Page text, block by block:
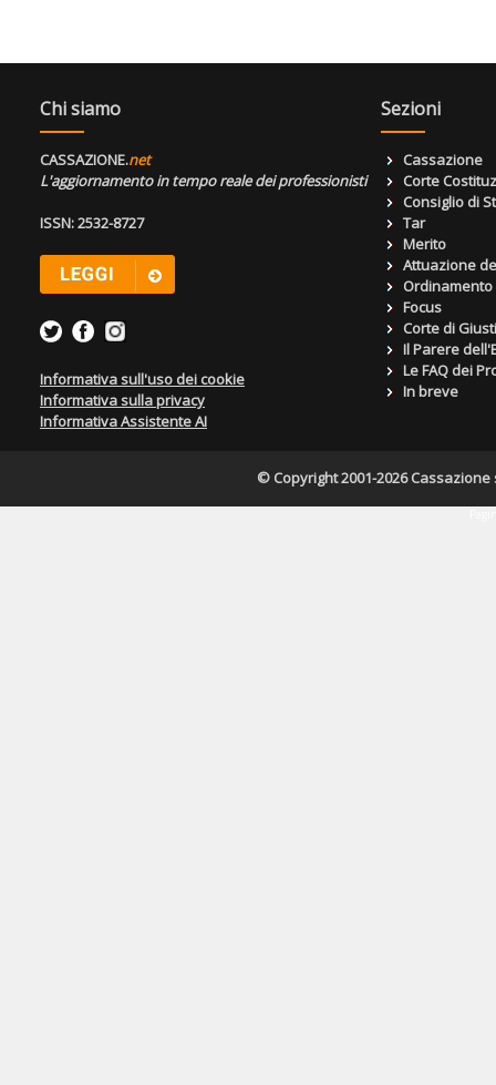
Chi siamo
CASSAZIONE.net
L'aggiornamento in tempo reale dei professionisti
ISSN: 2532-8727
Informativa sull'uso dei cookie
Informativa sulla privacy
Informativa Assistente AI
Sezioni
Cassazione
Corte
Consiglio di
Tar
Merito
Attuazione
Focus
Corte di
Il Parere
Le FAQ dei
In breve
© Copyright 2001-2026 Cassazione